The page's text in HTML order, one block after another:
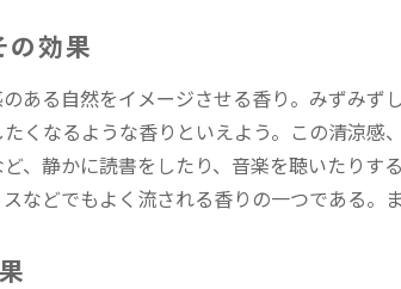
の効果
ある自然をイメージさせる香り。みずみず
くなるような香りといえよう。この清涼感
、静かに読書をしたり、音楽を聴いたりす
などでもよく流される香りの一つである。